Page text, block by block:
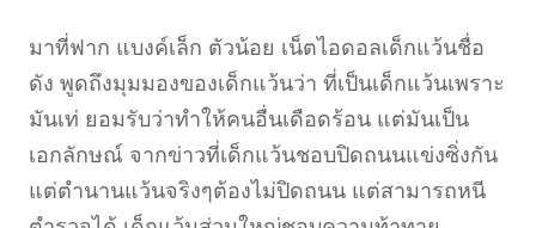
มาที่ฟาก แบงค์เล็ก ตัวน้อย เน็ตไอดอลเด็กแว้นชื่อ
ดัง พูดถึงมุมมองของเด็กแว้นว่า ที่เป็นเด็กแว้นเพราะ
มันเท่ ยอมรับว่าทำให้คนอื่นเดือดร้อน แต่มันเป็น
เอกลักษณ์ จากข่าวที่เด็กแว้นชอบปิดถนนแข่งซิ่งกัน
แต่ตำนานแว้นจริงๆต้องไม่ปิดถนน แต่สามารถหนี